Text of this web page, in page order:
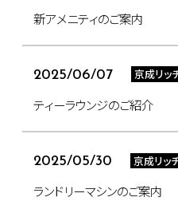
新アメニティのご案内
2025/06/07 京成リッ
ティーラウンジのご紹介
2025/05/30 京成リッ
ランドリーマシンのご案内